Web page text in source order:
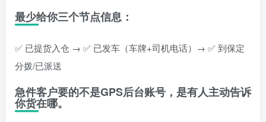
最少给你三个节点信息：
✅ 已提货入仓 → ✅ 已发车（车牌+司机电话）→ ✅ 到保定
分拨/已派送
急件客户要的不是GPS后台账号，是有人主动告诉
你货在哪。